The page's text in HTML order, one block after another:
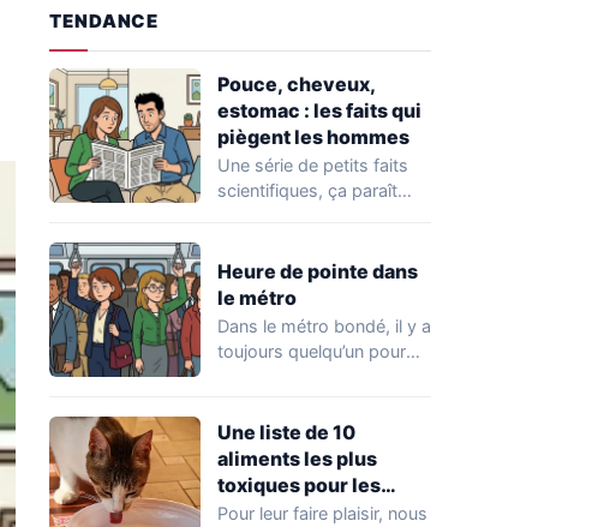
TENDANCE
Pouce, cheveux,
estomac : les faits qui
piègent les hommes
Une série de petits faits
scientifiques, ça paraît
Heure de pointe dans
le métro
Dans le métro bondé, il y a
toujours quelqu’un pour
Une liste de 10
aliments les plus
toxiques pour les
chats, à bannir de leur
Pour leur faire plaisir, nous